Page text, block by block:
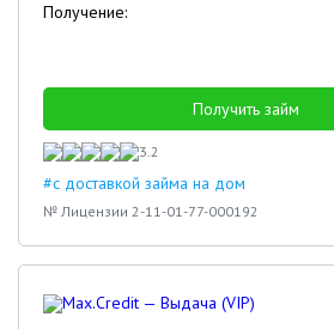
Получение:
Получить займ
3.2
#с доставкой займа на дом
№ Лицензии 2-11-01-77-000192